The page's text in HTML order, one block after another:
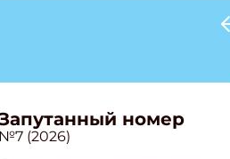
номер
№7 (2026)